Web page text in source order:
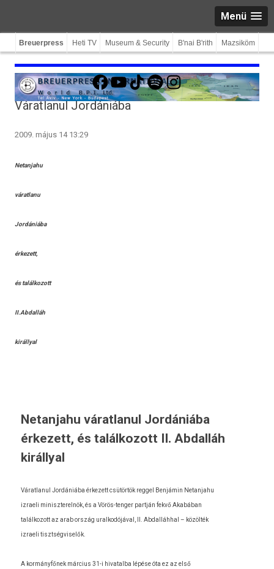
Menü
Breuerpress Heti TV Museum & Security B'nai B'rith Mazsiköm
Facebook
YouTube
TikTokSpotifyInstagram
Váratlanul Jordániába
2009. május 14 13:29
Netanjahu
váratlanu
Jordániába
érkezett,
és találkozott
II.Abdalláh
királlyal
Netanjahu váratlanul Jordániába
érkezett, és találkozott II. Abdalláh
királlyal
Várat­lanul Jordániába érkezett csütörtök re­ggel Benjámin Netan­jahu
iz­raeli miniszterel­nök, és a Vörös-tenger partján fekvő Akabában
talál­kozott az arab ország ural­kodójáv­al, II. Ab­dal­láhh­al – közölték
iz­raeli tisztség­viselők.
A kormányfőnek március 31-i hivatal­ba lépése óta ez az első